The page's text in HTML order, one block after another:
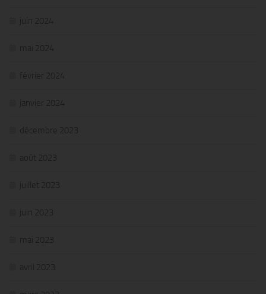
juin 2024
mai 2024
février 2024
janvier 2024
décembre 2023
août 2023
juillet 2023
juin 2023
mai 2023
avril 2023